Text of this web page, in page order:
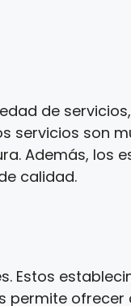
de
servicios son
Además, los
calidad.
Estos
ofrecer